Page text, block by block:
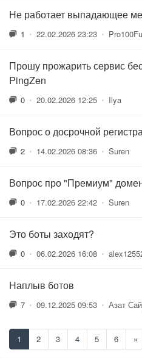
Не работает выпадающее
1 • 22.02.2026 23:23 •
Прошу прожарить сервис
PingZen
0 • 20.02.2026 12:25 • Ilya
Вопрос о досрочной
2 • 14.02.2026 08:36 • Suren
Вопрос про "Премиум"
0 • 17.02.2026 22:42 • Suren
Это боты заходят?
0 • 06.02.2026 16:08 •
Наплыв ботов
7 • 09.12.2025 09:53 • Азат
1 2 3 4 5 6 »